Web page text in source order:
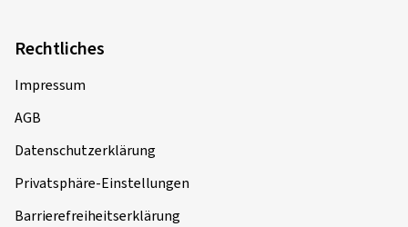
Rechtliches
Impressum
AGB
Datenschutzerklärung
Privatsphäre-Einstellungen
Barrierefreiheitserklärung